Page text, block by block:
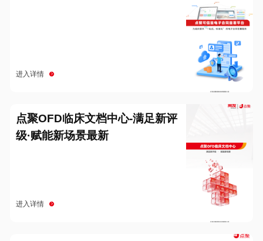
进入详情
点聚OFD临床文档中心-满足新评
级·赋能新场景最新
进入详情